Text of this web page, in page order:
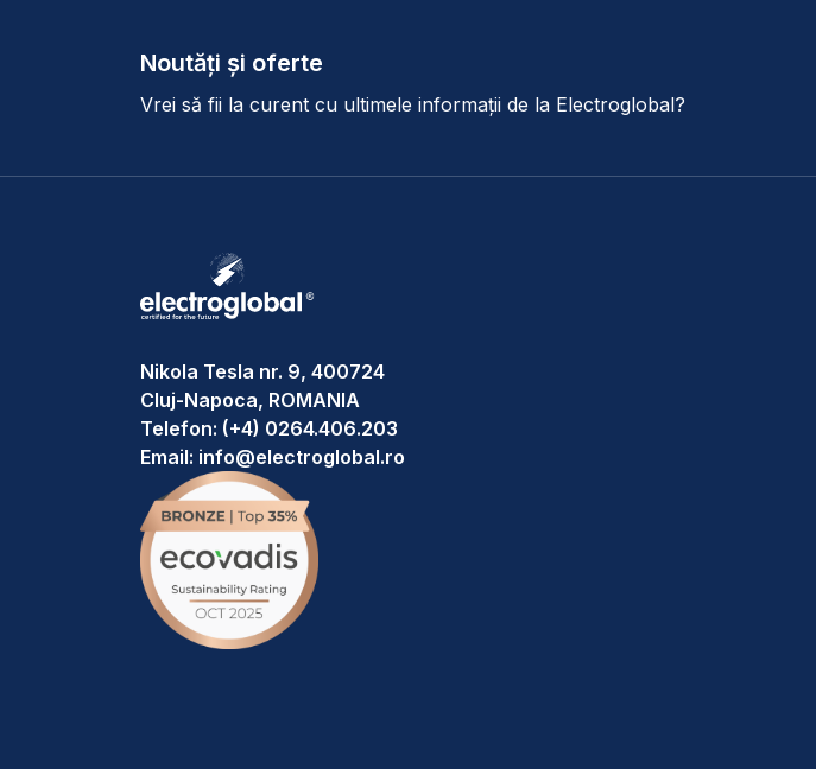
Noutăți și oferte
Vrei să fii la curent cu ultimele informații de la Electroglobal?
Nikola Tesla nr. 9, 400724
Cluj-Napoca, ROMANIA
Telefon: (+4) 0264.406.203
Email: info@electroglobal.ro